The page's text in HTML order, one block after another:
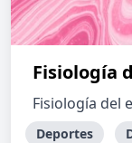
Fisiología
Fisiología del
Deportes